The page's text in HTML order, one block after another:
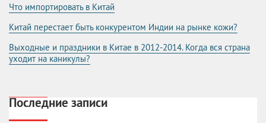
Что импортировать в Китай
Китай перестает быть конкурентом Индии на рынке кожи?
Выходные и праздники в Китае в 2012-2014. Когда вся страна
уходит на каникулы?
Последние записи